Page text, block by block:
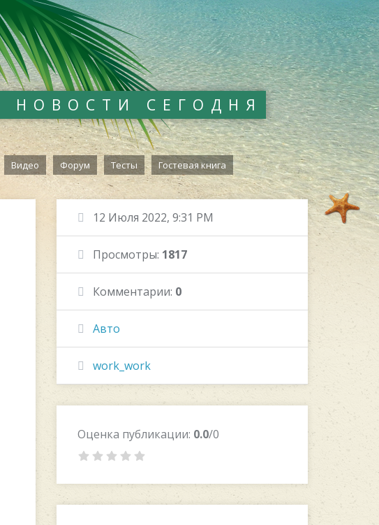
НОВОСТИ СЕГОДНЯ
Видео Форум Тесты Гостевая книга
12 Июля 2022, 9:31 PM
Просмотры: 1817
Комментарии: 0
Авто
work_work
Оценка публикации: 0.0/0